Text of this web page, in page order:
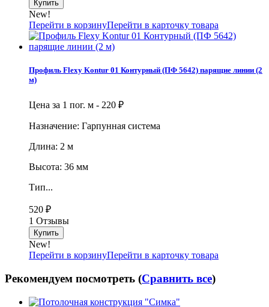
New!
Перейти в корзинуПерейти в карточку товара
Профиль Flexy Kontur 01 Контурный (ПФ 5642) парящие линии (2
м)
Цена за 1 пог. м - 220 ₽
Назначение: Гарпунная система
Длина: 2 м
Высота: 36 мм
Тип...
520 ₽
1 Отзывы
New!
Перейти в корзинуПерейти в карточку товара
Рекомендуем посмотреть (Сравнить все)